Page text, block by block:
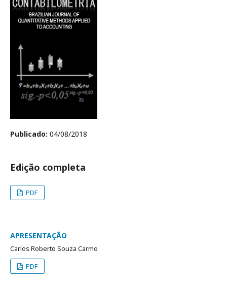
Publicado: 04/08/2018
Edição completa
PDF
APRESENTAÇÃO
Carlos Roberto Souza Carmo
PDF